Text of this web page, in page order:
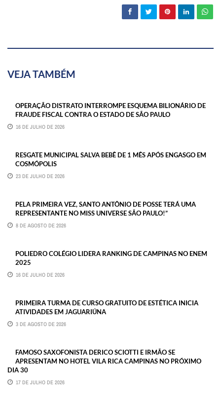
VEJA TAMBÉM
OPERAÇÃO DISTRATO INTERROMPE ESQUEMA BILIONÁRIO DE
FRAUDE FISCAL CONTRA O ESTADO DE SÃO PAULO
16 DE JULHO DE 2026
RESGATE MUNICIPAL SALVA BEBÊ DE 1 MÊS APÓS ENGASGO EM
COSMÓPOLIS
23 DE JULHO DE 2026
PELA PRIMEIRA VEZ, SANTO ANTÔNIO DE POSSE TERÁ UMA
REPRESENTANTE NO MISS UNIVERSE SÃO PAULO!”
8 DE AGOSTO DE 2026
POLIEDRO COLÉGIO LIDERA RANKING DE CAMPINAS NO ENEM
2025
16 DE JULHO DE 2026
PRIMEIRA TURMA DE CURSO GRATUITO DE ESTÉTICA INICIA
ATIVIDADES EM JAGUARIÚNA
3 DE AGOSTO DE 2026
FAMOSO SAXOFONISTA DERICO SCIOTTI E IRMÃO SE
APRESENTAM NO HOTEL VILA RICA CAMPINAS NO PRÓXIMO
DIA 30
17 DE JULHO DE 2026